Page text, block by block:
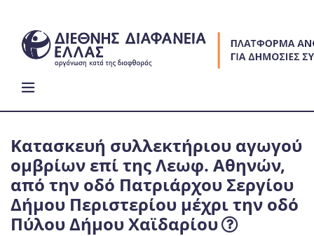
content
Κατασκευή συλλεκτήριου αγωγού
ομβρίων επί της Λεωφ. Αθηνών,
από την οδό Πατριάρχου Σεργίου
Δήμου Περιστερίου μέχρι την οδό
Πύλου Δήμου Χαϊδαρίου